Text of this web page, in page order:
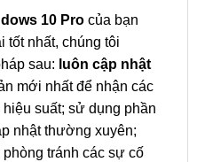
10 Procủa bạn
tốt nhất, chúng tôi
sau: luôn cập nhật
mới nhất để nhận các
suất; sử dụng phần
nhật thường xuyên;
tránh các sự cố